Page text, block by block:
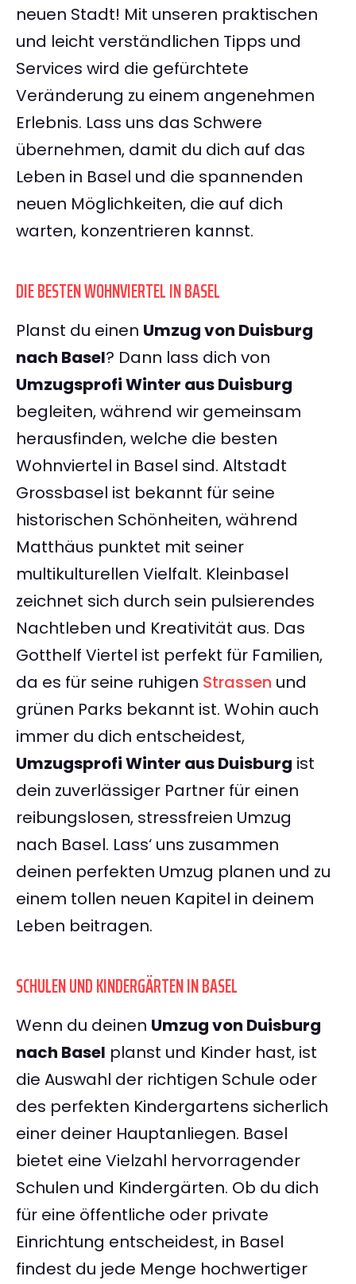
neuen Stadt! Mit unseren praktischen
und leicht verständlichen Tipps und
Services wird die gefürchtete
Veränderung zu einem angenehmen
Erlebnis. Lass uns das Schwere
übernehmen, damit du dich auf das
Leben in Basel und die spannenden
neuen Möglichkeiten, die auf dich
warten, konzentrieren kannst.
DIE BESTEN WOHNVIERTEL IN BASEL
Planst du einen Umzug von Duisburg
nach Basel? Dann lass dich von
Umzugsprofi Winter aus Duisburg
begleiten, während wir gemeinsam
herausfinden, welche die besten
Wohnviertel in Basel sind. Altstadt
Grossbasel ist bekannt für seine
historischen Schönheiten, während
Matthäus punktet mit seiner
multikulturellen Vielfalt. Kleinbasel
zeichnet sich durch sein pulsierendes
Nachtleben und Kreativität aus. Das
Gotthelf Viertel ist perfekt für Familien,
da es für seine ruhigen Strassen und
grünen Parks bekannt ist. Wohin auch
immer du dich entscheidest,
Umzugsprofi Winter aus Duisburg ist
dein zuverlässiger Partner für einen
reibungslosen, stressfreien Umzug
nach Basel. Lass‘ uns zusammen
deinen perfekten Umzug planen und zu
einem tollen neuen Kapitel in deinem
Leben beitragen.
SCHULEN UND KINDERGÄRTEN IN BASEL
Wenn du deinen Umzug von Duisburg
nach Basel planst und Kinder hast, ist
die Auswahl der richtigen Schule oder
des perfekten Kindergartens sicherlich
einer deiner Hauptanliegen. Basel
bietet eine Vielzahl hervorragender
Schulen und Kindergärten. Ob du dich
für eine öffentliche oder private
Einrichtung entscheidest, in Basel
findest du jede Menge hochwertiger